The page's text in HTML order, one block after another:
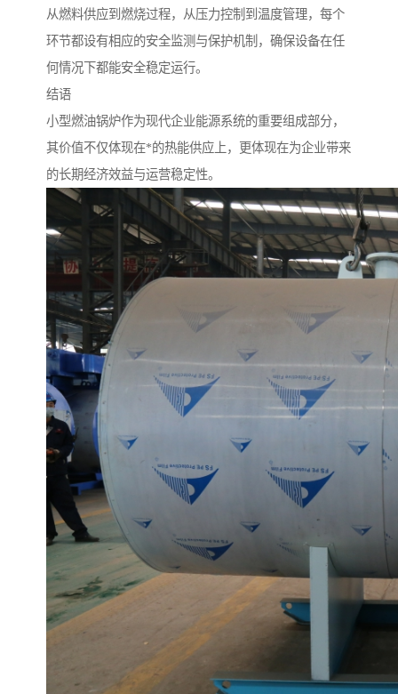
从燃料供应到燃烧过程，从压力控制到温度管理，每个
环节都设有相应的安全监测与保护机制，确保设备在任
何情况下都能安全稳定运行。
结语
小型燃油锅炉作为现代企业能源系统的重要组成部分，
其价值不仅体现在*的热能供应上，更体现在为企业带来
的长期经济效益与运营稳定性。